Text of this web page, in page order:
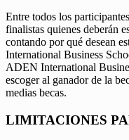
Entre todos los
finalistas quienes deberán
contando por qué desean
International Business
ADEN International
escoger al ganador de la
medias becas.
LIMITACIONES